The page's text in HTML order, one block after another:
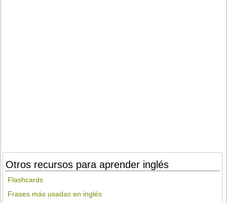
Otros recursos para aprender inglés
Flashcards
Frases más usadas en inglés